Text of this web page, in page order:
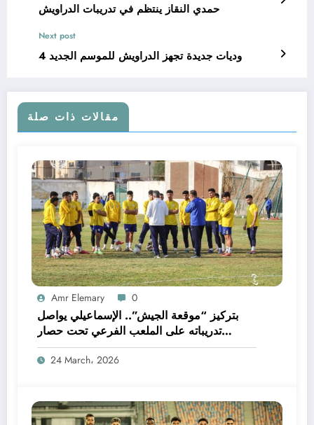
حمدي النقاز ينتظم في تدريبات الدراويش
Next post
4 وديات جديدة تجهز الدراويش للموسم الجديد
مقالات ذات صلة
Amr Elemary 0
بتركيز “موقعة الجيش”.. الإسماعيلي يواصل
تدريباته على الملعب الفرعي تحت حصار
الصيانة
24 March، 2026